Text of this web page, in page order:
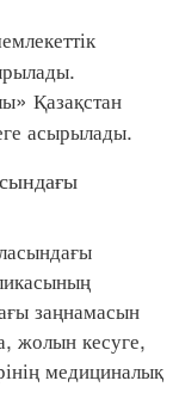
Қазақстан
асырылады.
заңнамасын
жолын кесуге,
медициналық